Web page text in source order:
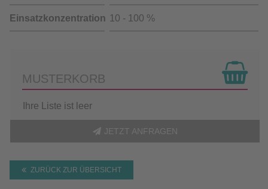
Einsatzkonzentration 10 - 100 %
MUSTERKORB
Ihre Liste ist leer
JETZT ANFRAGEN
ZURÜCK ZUR ÜBERSICHT